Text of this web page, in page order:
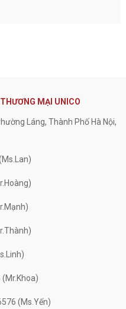
MẠI UNICO
Láng, Thành Phố Hà Nội,
(Ms.Yến)